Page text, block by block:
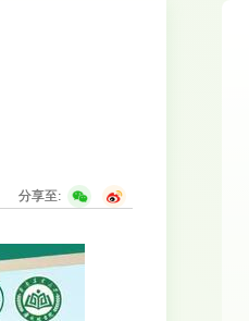
分享至: